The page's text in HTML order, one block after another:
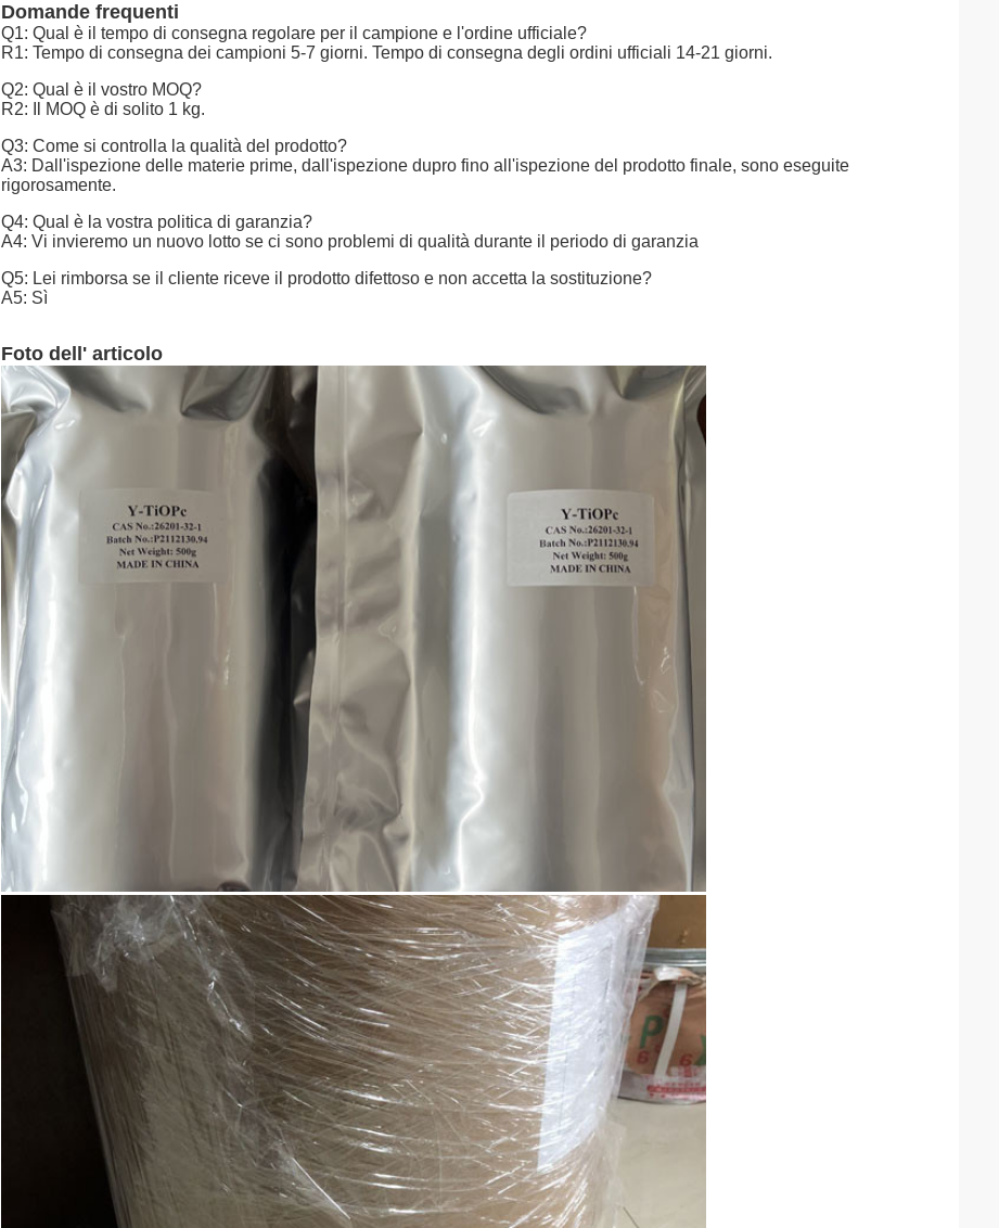
Domande frequenti
Q1: Qual è il tempo di consegna regolare per il campione e l'ordine ufficiale?
R1: Tempo di consegna dei campioni 5-7 giorni. Tempo di consegna degli ordini ufficiali 14-21 giorni.
Q2: Qual è il vostro MOQ?
R2: Il MOQ è di solito 1 kg.
Q3: Come si controlla la qualità del prodotto?
A3: Dall'ispezione delle materie prime, dall'ispezione dupro fino all'ispezione del prodotto finale, sono eseguite
rigorosamente.
Q4: Qual è la vostra politica di garanzia?
A4: Vi invieremo un nuovo lotto se ci sono problemi di qualità durante il periodo di garanzia
Q5: Lei rimborsa se il cliente riceve il prodotto difettoso e non accetta la sostituzione?
A5: Sì
Foto dell' articolo